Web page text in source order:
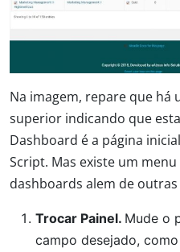
Na imagem, repare que há
superior indicando que
Dashboard é a página
Script. Mas existe um
dashboards alem de
Trocar Painel. Mude o
campo desejado,